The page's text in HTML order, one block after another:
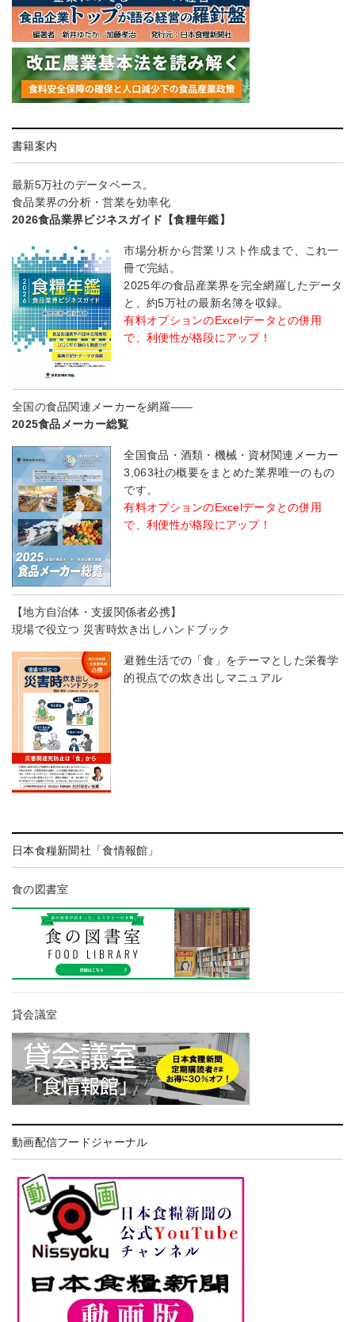
書籍案内
最新5万社のデータベース。
食品業界の分析・営業を効率化
2026食品業界ビジネスガイド【食糧年鑑】
市場分析から営業リスト作成まで、これ一
冊で完結。
2025年の食品産業界を完全網羅したデータ
と、約5万社の最新名簿を収録。
有料オプションのExcelデータとの併用
で、利便性が格段にアップ！
全国の食品関連メーカーを網羅――
2025食品メーカー総覧
全国食品・酒類・機械・資材関連メーカー
3,063社の概要をまとめた業界唯一のもの
です。
有料オプションのExcelデータとの併用
で、利便性が格段にアップ！
【地方自治体・支援関係者必携】
現場で役立つ 災害時炊き出しハンドブック
避難生活での「食」をテーマとした栄養学
的視点での炊き出しマニュアル
日本食糧新聞社「食情報館」
食の図書室
貸会議室
動画配信フードジャーナル